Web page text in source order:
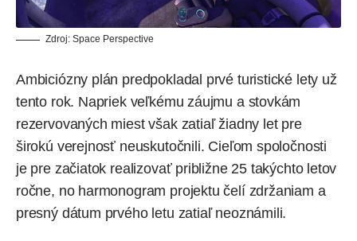
Zdroj: Space Perspective
Ambiciózny plán predpokladal prvé turistické lety už
tento rok. Napriek veľkému záujmu a stovkám
rezervovaných miest však zatiaľ žiadny let pre
širokú verejnosť neuskutočnili. Cieľom spoločnosti
je pre začiatok realizovať približne 25 takýchto letov
ročne, no harmonogram projektu čelí zdržaniam a
presný dátum prvého letu zatiaľ neoznámili.